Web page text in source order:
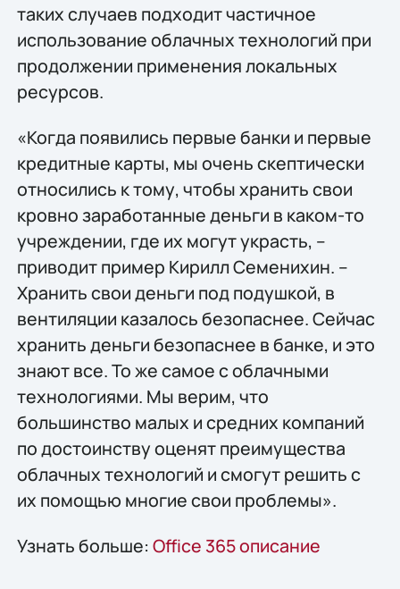
таких случаев подходит частичное
использование облачных технологий при
продолжении применения локальных
ресурсов.
«Когда появились первые банки и первые
кредитные карты, мы очень скептически
относились к тому, чтобы хранить свои
кровно заработанные деньги в каком-то
учреждении, где их могут украсть, –
приводит пример Кирилл Семенихин. –
Хранить свои деньги под подушкой, в
вентиляции казалось безопаснее. Сейчас
хранить деньги безопаснее в банке, и это
знают все. То же самое с облачными
технологиями. Мы верим, что
большинство малых и средних компаний
по достоинству оценят преимущества
облачных технологий и смогут решить с
их помощью многие свои проблемы».
Узнать больше: Office 365 описание